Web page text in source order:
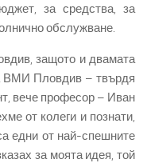
за средства, за
обслужване.
защото и двамата
ВМИ Пловдив – твърдя
вече професор – Иван
от колеги и познати,
едни от най-спешните
за моята идея, той